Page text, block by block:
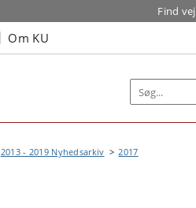
Find vej
Om KU
2013 - 2019 Nyhedsarkiv
2017